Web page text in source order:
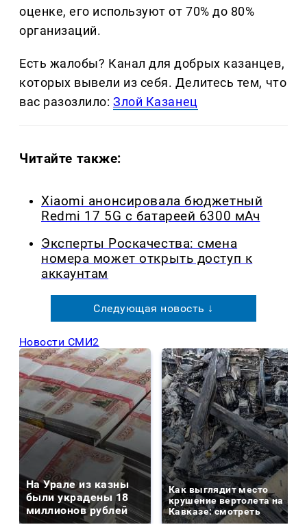
оценке, его используют от 70% до 80%
организаций.
Есть жалобы? Канал для добрых казанцев,
которых вывели из себя. Делитеcь тем, что
вас разозлило:Злой Казанец
Читайте также:
Xiaomi анонсировала бюджетный
Redmi 17 5G с батареей 6300 мАч
Эксперты Роскачества: смена
номера может открыть доступ к
аккаунтам
Следующая новость ↓
Новости СМИ2
На Урале из казны
были украдены 18
миллионов рублей
Как выглядит место
крушение вертолета на
Кавказе: смотреть